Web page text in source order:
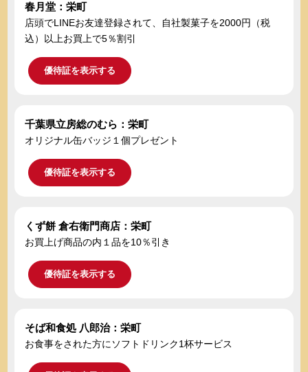
春月堂：栄町
店頭でLINEお友達登録されて、自社製菓子を2000円（税
込）以上お買上で5％割引
優待証を表示する
千葉県立房総のむら：栄町
オリジナル缶バッジ１個プレゼント
優待証を表示する
くず餅 倉右衛門商店：栄町
お買上げ商品の内１品を10％引き
優待証を表示する
そば和食処 八郎治：栄町
お食事をされた方にソフトドリンク1杯サービス